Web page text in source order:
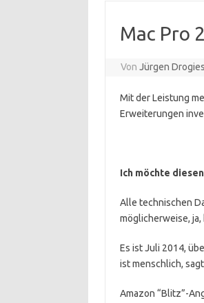
Mac Pro
VonJürgen Drogies
Mit der Leistung
Erweiterungen
Ich möchte
Alle technischen
möglicherweise,
Es ist Juli 2014,
ist menschlich,
Amazon “Blitz”-